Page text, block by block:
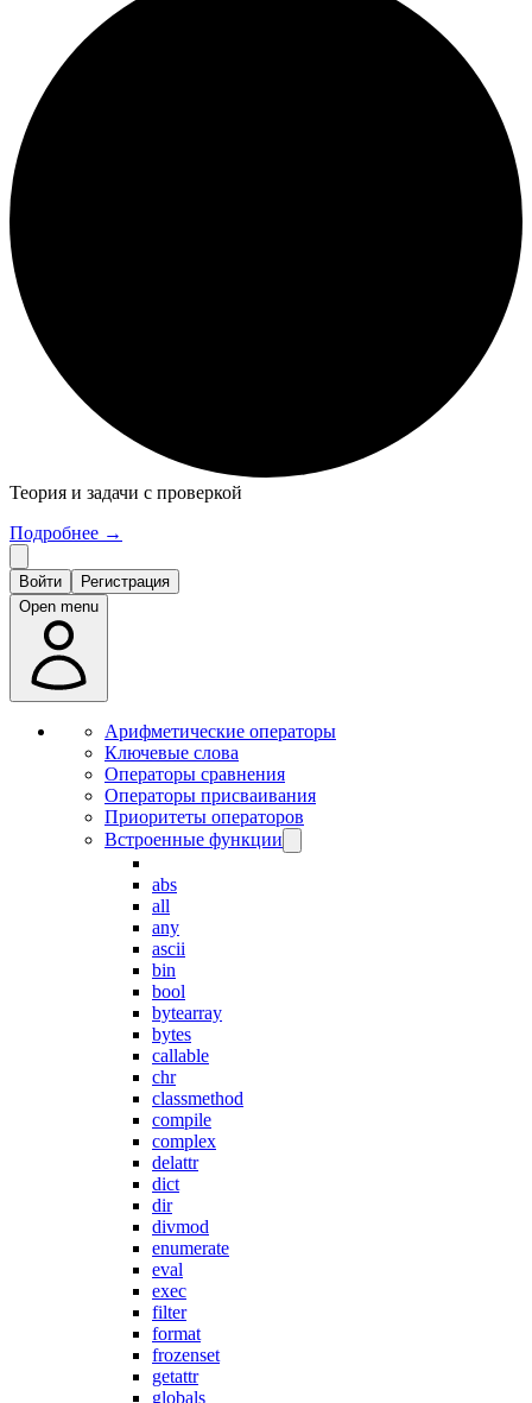
Теория и задачи с проверкой
Подробнее →
Войти
Регистрация
Open menu
Арифметические операторы
Ключевые слова
Операторы сравнения
Операторы присваивания
Приоритеты операторов
Встроенные функции
abs
all
any
ascii
bin
bool
bytearray
bytes
callable
chr
classmethod
compile
complex
delattr
dict
dir
divmod
enumerate
eval
exec
filter
format
frozenset
getattr
globals